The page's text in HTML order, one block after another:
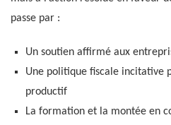
passe par :
Un soutien affirmé aux
Une politique fiscale incitative
productif
La formation et la montée en